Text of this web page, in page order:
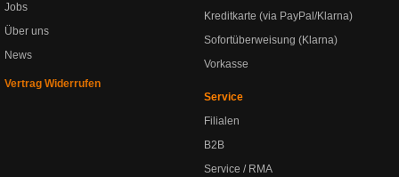
Jobs
Über uns
News
Vertrag Widerrufen
Kreditkarte (via PayPal/Klarna)
Sofortüberweisung (Klarna)
Vorkasse
Service
Filialen
B2B
Service / RMA